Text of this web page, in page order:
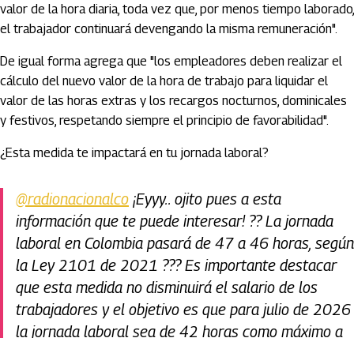
valor de la hora diaria, toda vez que, por menos tiempo laborado,
el trabajador continuará devengando la misma remuneración".
De igual forma agrega que "los empleadores deben realizar el
cálculo del nuevo valor de la hora de trabajo para liquidar el
valor de las horas extras y los recargos nocturnos, dominicales
y festivos, respetando siempre el principio de favorabilidad".
¿Esta medida te impactará en tu jornada laboral?
@radionacionalco ¡Eyyy.. ojito pues a esta
información que te puede interesar! ?? La jornada
laboral en Colombia pasará de 47 a 46 horas, según
la Ley 2101 de 2021 ??? Es importante destacar
que esta medida no disminuirá el salario de los
trabajadores y el objetivo es que para julio de 2026
la jornada laboral sea de 42 horas como máximo a